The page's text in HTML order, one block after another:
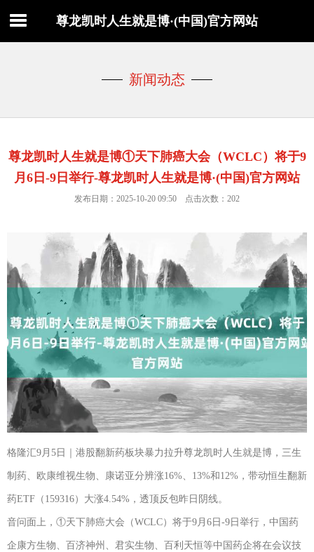
尊龙凯时人生就是博·(中国)官方网站
新闻动态
尊龙凯时人生就是博①天下肺癌大会（WCLC）将于9
月6日-9日举行-尊龙凯时人生就是博·(中国)官方网站
发布日期：2025-10-20 09:50 点击次数：202
格隆汇9月5日｜港股翻新药板块暴力拉升尊龙凯时人生就是博，三生
制药、欧康维视生物、康诺亚分辨涨16%、13%和12%，带动恒生翻新
药ETF（159316）大涨4.54%，透顶反包昨日阴线。
音问面上，①天下肺癌大会（WCLC）将于9月6日-9日举行，中国药
企康方生物、百济神州、君实生物、百利天恒等中国药企将在会议技